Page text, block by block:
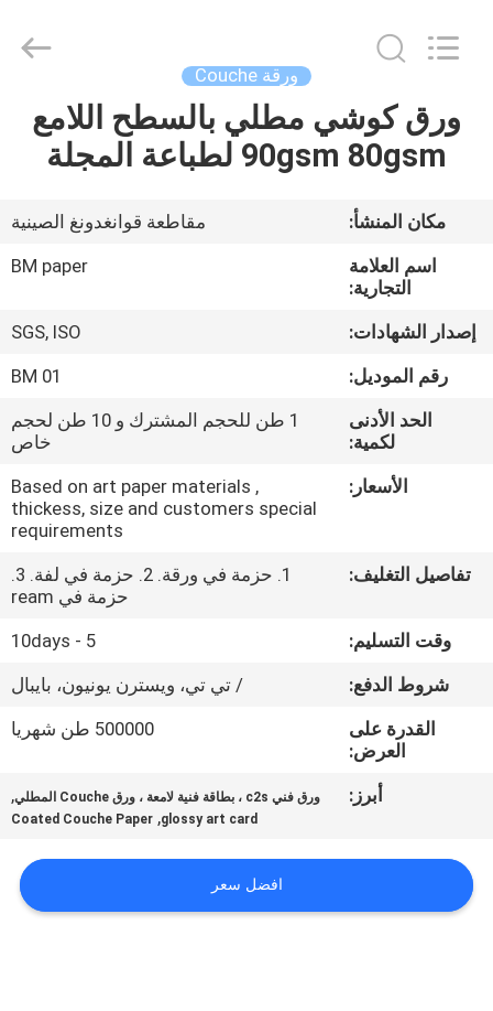
المنزل
معلومات
جولة
أخبار
خريطة
الموقع
BMPAPER
CO.,LTD.
ورقة Couche
ورق كوشي مطلي بالسطح اللامع
90gsm 80gsm لطباعة المجلة
مكان المنشأ:
مقاطعة قوانغدونغ الصينية
اسم العلامة
التجارية:
BM paper
إصدار الشهادات:
SGS, ISO
رقم الموديل:
BM 01
الحد الأدنى
لكمية:
1 طن للحجم المشترك و 10 طن لحجم
خاص
الأسعار:
Based on art paper materials ,
thickess, size and customers special
requirements
تفاصيل التغليف:
1. حزمة في ورقة. 2. حزمة في لفة. 3.
حزمة في ream
وقت التسليم:
5 - 10days
شروط الدفع:
/ تي تي، ويسترن يونيون، بايبال
القدرة على
العرض:
500000 طن شهريا
أبرز: ورق فني c2s ، بطاقة فنية لامعة ، ورق Couche المطلي ,
glossy art card
,
Coated Couche Paper
افضل سعر